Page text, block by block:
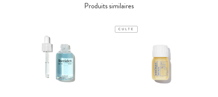
Produits similaires
CULTE